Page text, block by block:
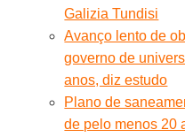
Galizia Tundisi
Avanço lento de
governo de
anos, diz estudo
Plano de
de pelo menos 20